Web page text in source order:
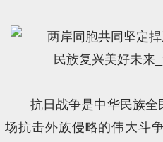
抗日战争是中华民族
场抗击外族侵略的伟大斗